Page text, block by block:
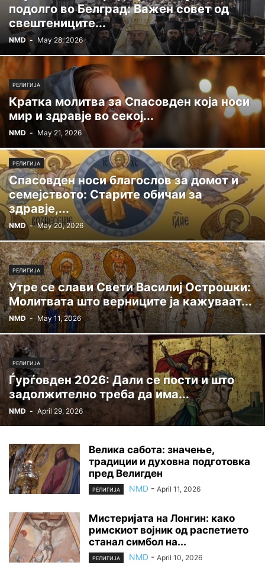
подолго во Белград: Важен совет од
свештениците...
NMD - May 28, 2026
РЕЛИГИЈА
Кратка молитва за Спасовден која носи
мир и здравје во секој...
NMD - May 21, 2026
РЕЛИГИЈА
Спасовден носи благослов за домот и
семејството: Старите обичаи за
здравје,...
NMD - May 20, 2026
РЕЛИГИЈА
Утре се слави Свети Василиј Острошки:
Молитвата што верниците ја кажуваат...
NMD - May 11, 2026
РЕЛИГИЈА
Ѓурѓовден 2026: Дали се пости и што
задолжително треба да има...
NMD - April 29, 2026
Велика сабота: значење,
традиции и духовна подготовка
пред Велигден
РЕЛИГИЈА NMD - April 11, 2026
Мистеријата на Лонгин: како
римскиот војник од распетието
станал симбол на...
РЕЛИГИЈА NMD - April 10, 2026